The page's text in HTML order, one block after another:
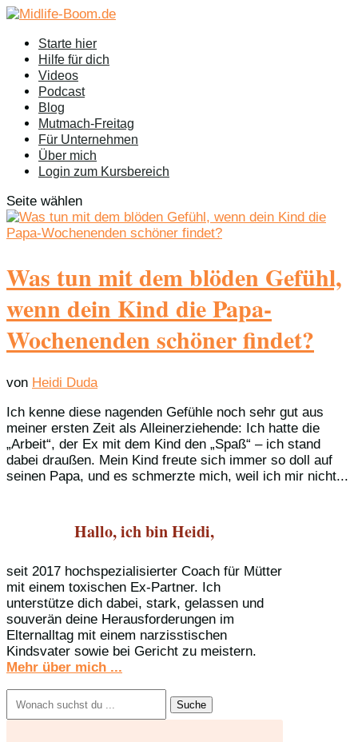
Starte hier
Hilfe für dich
Videos
Podcast
Blog
Mutmach-Freitag
Für Unternehmen
Über mich
Login zum Kursbereich
Seite wählen
Was tun mit dem blöden Gefühl,
wenn dein Kind die Papa-
Wochenenden schöner findet?
von Heidi Duda
Ich kenne diese nagenden Gefühle noch sehr gut aus
meiner ersten Zeit als Alleinerziehende: Ich hatte die
„Arbeit“, der Ex mit dem Kind den „Spaß“ – ich stand
dabei draußen. Mein Kind freute sich immer so doll auf
seinen Papa, und es schmerzte mich, weil ich mir nicht...
Hallo, ich bin Heidi,
seit 2017 hochspezialisierter Coach für Mütter
mit einem toxischen Ex-Partner. Ich
unterstütze dich dabei, stark, gelassen und
souverän deine Herausforderungen im
Elternalltag mit einem narzisstischen
Kindsvater sowie bei Gericht zu meistern.
Mehr über mich ...
nach: